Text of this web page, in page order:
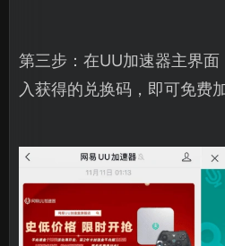
第三步：在UU加速器主界面
入获得的兑换码，即可免费